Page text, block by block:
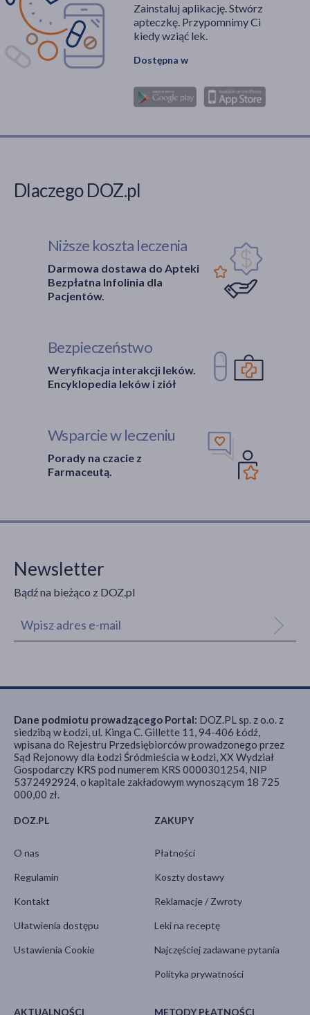
Zainstaluj aplikację. Stwórz
apteczkę. Przypomnimy Ci
kiedy wziąć lek.
Dostępna w
Dlaczego DOZ.pl
Niższe koszta leczenia
Darmowa dostawa do Apteki
Bezpłatna Infolinia dla
Pacjentów.
Bezpieczeństwo
Weryfikacja interakcji leków.
Encyklopedia leków i ziół
Wsparcie w leczeniu
Porady na czacie z
Farmaceutą.
Newsletter
Bądź na bieżąco z DOZ.pl
DOZ.PL
O nas
Regulamin
Kontakt
Ułatwienia dostępu
Ustawienia Cookie
ZAKUPY
Płatności
Koszty dostawy
Reklamacje / Zwroty
Leki na receptę
Najczęściej zadawane pytania
Polityka prywatności
AKTUALNOŚCI METODY PŁATNOŚCI
Dane podmiotu prowadzącego Portal: DOZ.PL sp. z o.o. z
siedzibą w Łodzi, ul. Kinga C. Gillette 11, 94-406 Łódź,
wpisana do Rejestru Przedsiębiorców prowadzonego przez
Sąd Rejonowy dla Łodzi Śródmieścia w Łodzi, XX Wydział
Gospodarczy KRS pod numerem KRS 0000301254, NIP
5372492924, o kapitale zakładowym wynoszącym 18 725
000,00 zł.